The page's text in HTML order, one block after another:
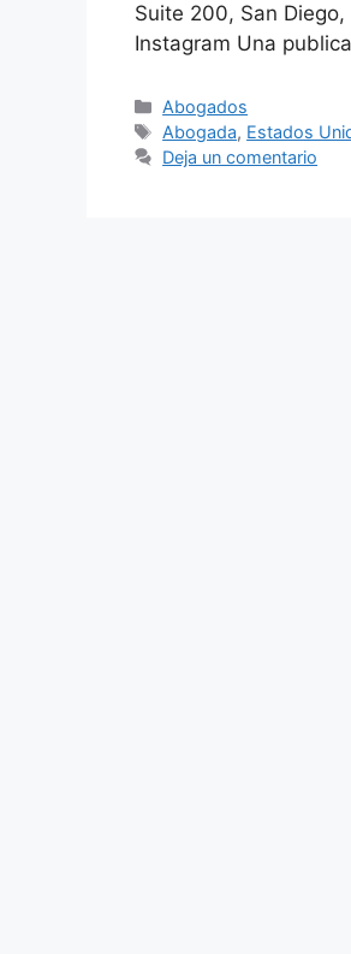
Suite 200, San
Instagram Una
Abogados
Abogada, Estados
Deja un comentario